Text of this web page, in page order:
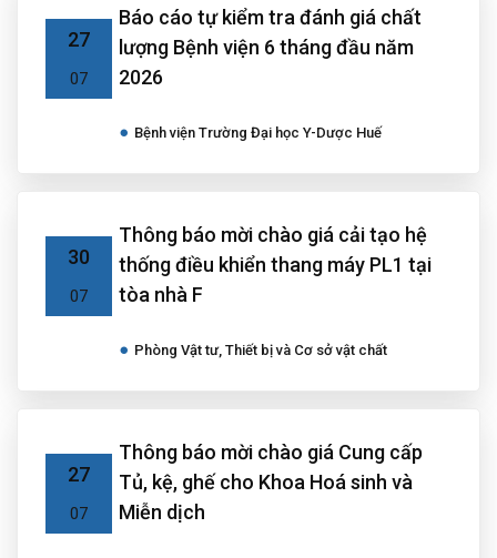
27
07
Báo cáo tự kiểm tra đánh giá chất
lượng Bệnh viện 6 tháng đầu năm
2026
Bệnh viện Trường Đại học Y-Dược Huế
30
07
Thông báo mời chào giá cải tạo hệ
thống điều khiển thang máy PL1 tại
tòa nhà F
Phòng Vật tư, Thiết bị và Cơ sở vật chất
27
07
Thông báo mời chào giá Cung cấp
Tủ, kệ, ghế cho Khoa Hoá sinh và
Miễn dịch